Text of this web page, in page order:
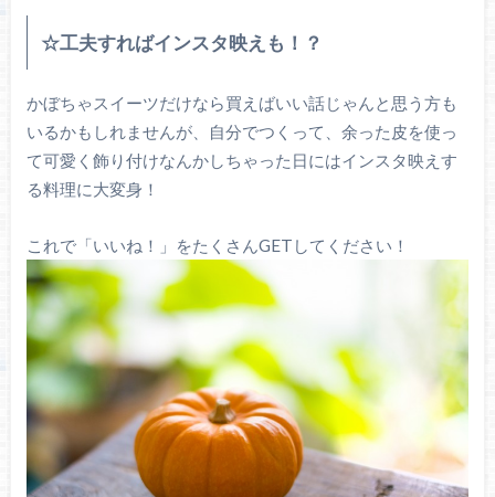
☆工夫すればインスタ映えも！？
かぼちゃスイーツだけなら買えばいい話じゃんと思う方も
いるかもしれませんが、自分でつくって、余った皮を使っ
て可愛く飾り付けなんかしちゃった日にはインスタ映えす
る料理に大変身！
これで「いいね！」をたくさんGETしてください！